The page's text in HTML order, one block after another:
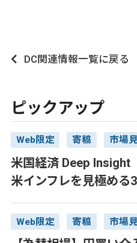
DC関連情報一覧に戻る
ピックアップ
Web限定 寄稿 市場
米国経済 Deep
米インフレを見極める
Web限定 寄稿 市場